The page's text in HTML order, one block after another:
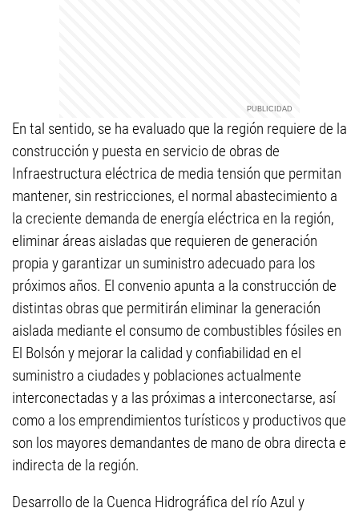
En tal sentido, se ha evaluado que la región requiere de la
construcción y puesta en servicio de obras de
Infraestructura eléctrica de media tensión que permitan
mantener, sin restricciones, el normal abastecimiento a
la creciente demanda de energía eléctrica en la región,
eliminar áreas aisladas que requieren de generación
propia y garantizar un suministro adecuado para los
próximos años. El convenio apunta a la construcción de
distintas obras que permitirán eliminar la generación
aislada mediante el consumo de combustibles fósiles en
El Bolsón y mejorar la calidad y confiabilidad en el
suministro a ciudades y poblaciones actualmente
interconectadas y a las próximas a interconectarse, así
como a los emprendimientos turísticos y productivos que
son los mayores demandantes de mano de obra directa e
indirecta de la región.
Desarrollo de la Cuenca Hidrográfica del río Azul y